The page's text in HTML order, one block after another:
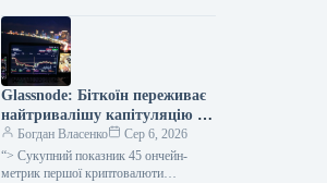
Дрейка запропонувала EIP-8361 –
механізм, який обнуляє…
Glassnode: Біткоїн переживає
найтривалішу капітуляцію з
часів краху FTX
Богдан Власенко
Сер 6, 2026
“> Сукупний показник 45 ончейн-
метрик першої криптовалюти